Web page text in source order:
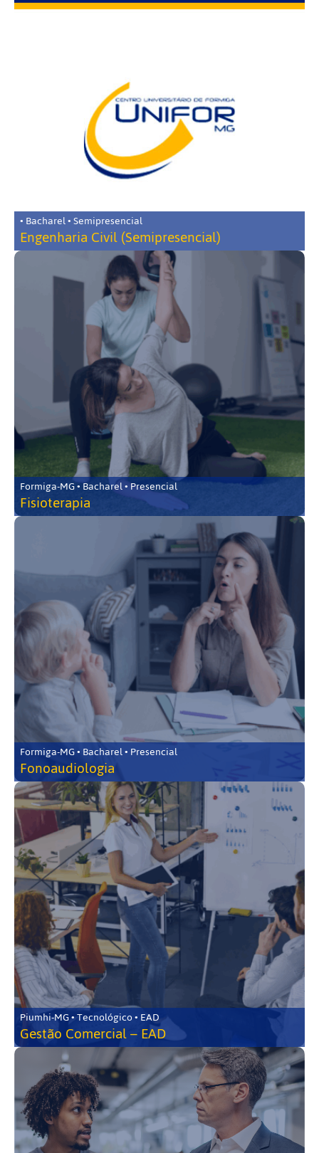
• Bacharel • Semipresencial
Engenharia Civil (Semipresencial)
Formiga-MG • Bacharel • Presencial
Fisioterapia
Formiga-MG • Bacharel • Presencial
Fonoaudiologia
Piumhi-MG • Tecnológico • EAD
Gestão Comercial – EAD